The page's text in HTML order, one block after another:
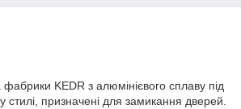
KEDR з алюмінієвого сплаву під
стилі, призначені для замикання дверей.